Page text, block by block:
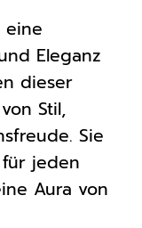
eine
Eleganz
dieser
Stil,
Sie
jeden
Aura von